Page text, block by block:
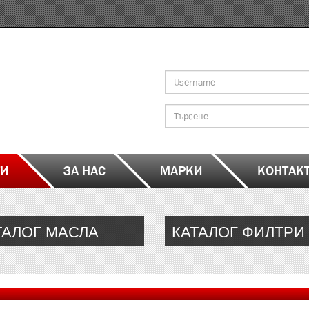
Search
ЗА НАС МАРКИ
МАСЛА КАТАЛОГ ФИЛТРИ